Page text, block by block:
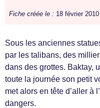
Fiche créée le : 18 février
Sous les anciennes
par les talibans, des
dans des grottes. Baktay,
toute la journée son petit
met alors en tête d’aller à
dangers.